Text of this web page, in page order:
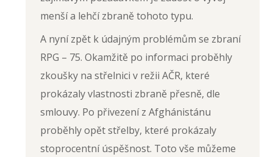
menší a lehčí zbraně tohoto typu.
A nyní zpět k údajným problémům se zbraní
RPG – 75. Okamžitě po informaci proběhly
zkoušky na střelnici v režii AČR, které
prokázaly vlastnosti zbraně přesně, dle
smlouvy. Po přivezení z Afghánistánu
proběhly opět střelby, které prokázaly
stoprocentní úspěšnost. Toto vše můžeme